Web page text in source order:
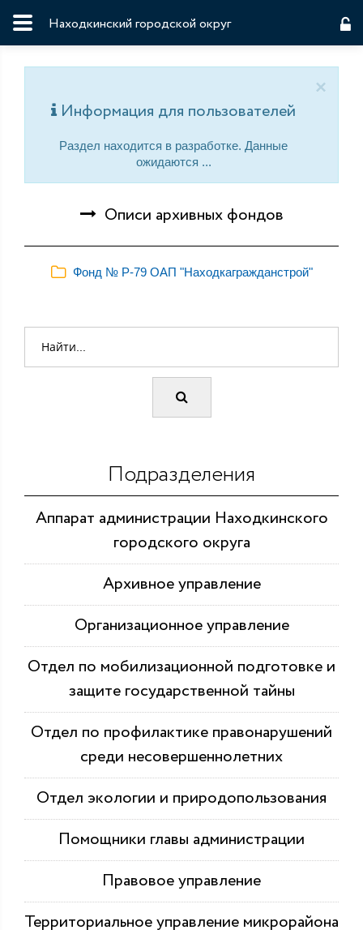
Находкинский городской округ
×
Информация для пользователей
Раздел находится в разработке. Данные
ожидаются ...
Описи архивных фондов
Фонд № Р-79 ОАП "Находкагражданстрой"
Подразделения
Аппарат администрации Находкинского
городского округа
Архивное управление
Организационное управление
Отдел по мобилизационной подготовке и
защите государственной тайны
Отдел по профилактике правонарушений
среди несовершеннолетних
Отдел экологии и природопользования
Помощники главы администрации
Правовое управление
Территориальное управление микрорайона